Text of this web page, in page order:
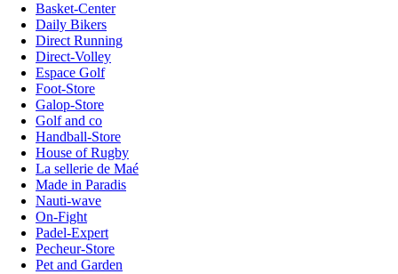
Basket-Center
Daily Bikers
Direct Running
Direct-Volley
Espace Golf
Foot-Store
Galop-Store
Golf and co
Handball-Store
House of Rugby
La sellerie de Maé
Made in Paradis
Nauti-wave
On-Fight
Padel-Expert
Pecheur-Store
Pet and Garden